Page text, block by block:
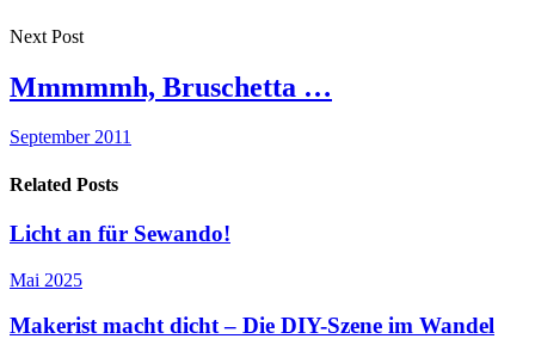
Next Post
Mmmmmh, Bruschetta …
September 2011
Related Posts
Licht an für Sewando!
Mai 2025
Makerist macht dicht – Die DIY-Szene im Wandel